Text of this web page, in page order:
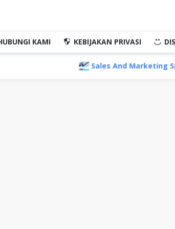
KAMI KEBIJAKAN PRIVASI
Sales And Marketing Specialist PT